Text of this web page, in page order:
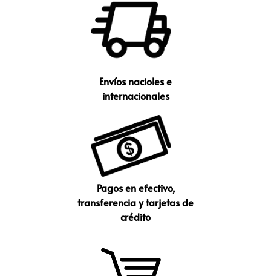
Envíos nacioles e
internacionales
Pagos en efectivo,
transferencia y tarjetas de
crédito